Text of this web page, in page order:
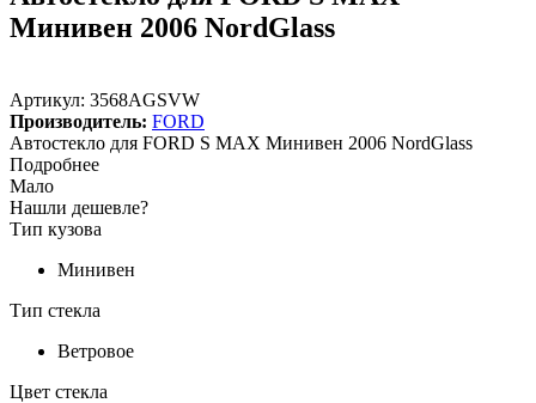
Минивен 2006 NordGlass
Артикул: 3568AGSVW
Производитель: FORD
Автостекло для FORD S MAX Минивен 2006 NordGlass
Подробнее
Мало
Нашли дешевле?
Тип кузова
Минивен
Тип стекла
Ветровое
Цвет стекла